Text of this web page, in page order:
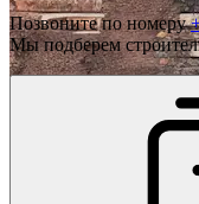
Позвоните по номеру
Мы подберем